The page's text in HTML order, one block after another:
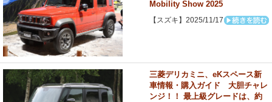
Mobility Show 2025
【スズキ】2025/11/17
三菱デリカミニ、eKスペース新
車情報・購入ガイド 大胆チャレ
ンジ！！ 最上級グレードは、約